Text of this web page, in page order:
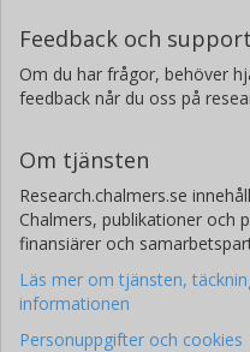
Feedback och support
Om du har frågor, behöver
feedback når du oss på
Om tjänsten
Research.chalmers.se
Chalmers, publikationer och
finansiärer och
Läs mer om tjänsten,
informationen
Personuppgifter och cookies